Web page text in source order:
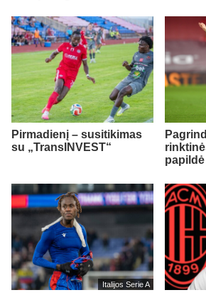
Pirmadienį – susitikimas
su „TransINVEST“
Italijos Serie A